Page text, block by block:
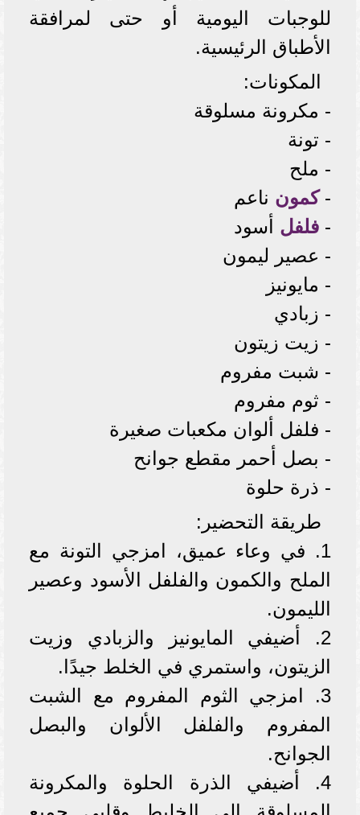
للوجبات اليومية أو حتى لمرافقة
الأطباق الرئيسية.
المكونات:
- مكرونة مسلوقة
- تونة
- ملح
-كمون ناعم
-فلفل أسود
- عصير ليمون
- مايونيز
- زبادي
- زيت زيتون
- شبت مفروم
- ثوم مفروم
- فلفل ألوان مكعبات صغيرة
- بصل أحمر مقطع جوانح
- ذرة حلوة
طريقة التحضير:
1. في وعاء عميق، امزجي التونة مع
الملح والكمون والفلفل الأسود وعصير
الليمون.
2. أضيفي المايونيز والزبادي وزيت
الزيتون، واستمري في الخلط جيدًا.
3. امزجي الثوم المفروم مع الشبت
المفروم والفلفل الألوان والبصل
الجوانح.
4. أضيفي الذرة الحلوة والمكرونة